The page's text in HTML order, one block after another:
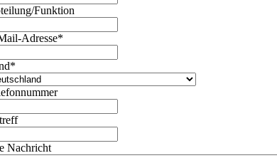
Funktion
Adresse*
*
Nachricht